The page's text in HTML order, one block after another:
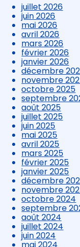
juillet 2026
juin 2026
mai 2026
avril 2026
mars 2026
février 2026
janvier 2026
décembre
novembre
octobre 2025
septembre
août 2025
juillet 2025
juin 2025
mai 2025
avril 2025
mars 2025
février 2025
janvier 2025
décembre
novembre
octobre 2024
septembre
août 2024
juillet 2024
juin 2024
mai 2024